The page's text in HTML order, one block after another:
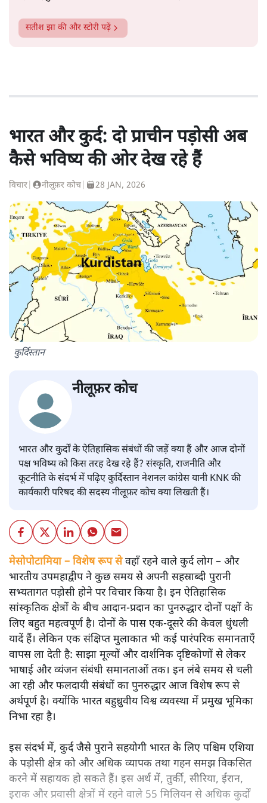
सतीश झा की और स्टोरी पढ़ें
भारत और कुर्द: दो प्राचीन पड़ोसी अब
कैसे भविष्य की ओर देख रहे हैं
विचार नीलूफ़र कोच 28 JAN, 2026
कुर्दिस्तान
नीलूफ़र कोच
भारत और कुर्दों के ऐतिहासिक संबंधों की जड़ें क्या हैं और आज दोनों
पक्ष भविष्य को किस तरह देख रहे हैं? संस्कृति, राजनीति और
कूटनीति के संदर्भ में पढ़िए कुर्दिस्तान नेशनल कांग्रेस यानी KNK की
कार्यकारी परिषद की सदस्य नीलूफ़र कोच क्या लिखती हैं।
मेसोपोटामिया – विशेष रूप सेवहाँ रहने वाले कुर्द लोग – और
भारतीय उपमहाद्वीप ने कुछ समय से अपनी सहस्राब्दी पुरानी
सभ्यतागत पड़ोसी होने पर विचार किया है। इन ऐतिहासिक
सांस्कृतिक क्षेत्रों के बीच आदान-प्रदान का पुनरुद्धार दोनों पक्षों के
लिए बहुत महत्वपूर्ण है। दोनों के पास एक-दूसरे की केवल धुंधली
यादें हैं। लेकिन एक संक्षिप्त मुलाकात भी कई पारंपरिक समानताएँ
वापस ला देती है: साझा मूल्यों और दार्शनिक दृष्टिकोणों से लेकर
भाषाई और व्यंजन संबंधी समानताओं तक। इन लंबे समय से चली
आ रही और फलदायी संबंधों का पुनरुद्धार आज विशेष रूप से
अर्थपूर्ण है। क्योंकि भारत बहुध्रुवीय विश्व व्यवस्था में प्रमुख भूमिका
निभा रहा है।
इस संदर्भ में, कुर्द जैसे पुराने सहयोगी भारत के लिए पश्चिम एशिया
के पड़ोसी क्षेत्र को और अधिक व्यापक तथा गहन समझ विकसित
करने में सहायक हो सकते हैं। इस अर्थ में, तुर्की, सीरिया, ईरान,
इराक और प्रवासी क्षेत्रों में रहने वाले 55 मिलियन से अधिक कुर्दों